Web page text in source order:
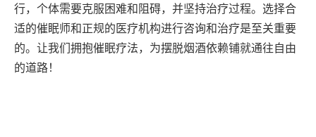
行，个体需要克服困难和阻碍，并坚持治疗过程。选择合
适的催眠师和正规的医疗机构进行咨询和治疗是至关重要
的。让我们拥抱催眠疗法，为摆脱烟酒依赖铺就通往自由
的道路！